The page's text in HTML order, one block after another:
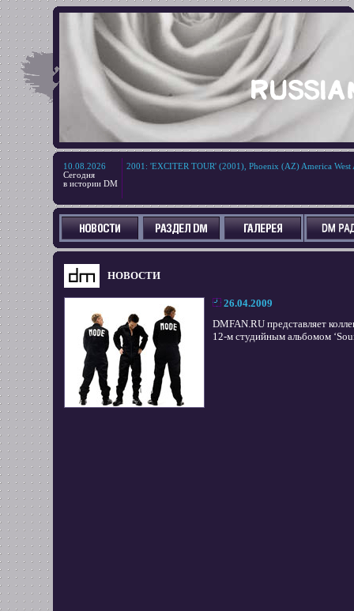
10.08.2026
Сегодня
в истории DM
2001 : 'EXCITER TOUR' (2001), Phoenix (AZ) America West
НОВОСТИ
26.04.2009
DMFAN.RU представляет
12-м студийным альбомом